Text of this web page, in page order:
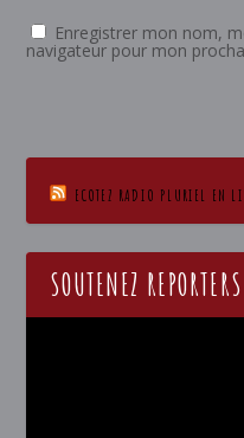
Enregistrer mon nom,
navigateur pour mon
ECOTEZ RADIO PLURIEL EN
SOUTENEZ